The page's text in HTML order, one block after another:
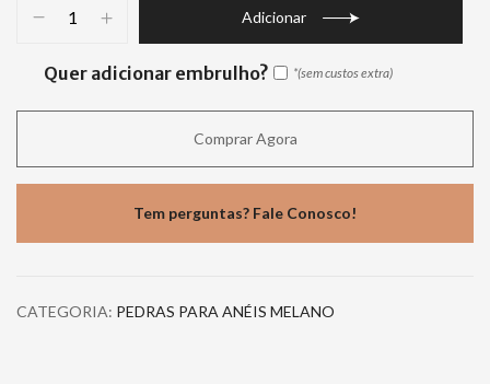
Adicionar
Quer adicionar embrulho?
Comprar Agora
Tem perguntas? Fale Conosco!
CATEGORIA: PEDRAS PARA ANÉIS MELANO